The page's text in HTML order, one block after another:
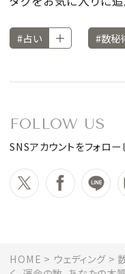
#占い #数秘
FOLLOW US
SNSアカウントをフォロ
HOME ウェディング